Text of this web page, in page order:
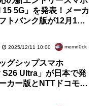
15 5G」を発表！メーカ
トバンク版が12月19
2025/12/11 10:00 memn0ck
グシップスマホ
S26 Ultra」が日本で発
カー版とNTTドコモ